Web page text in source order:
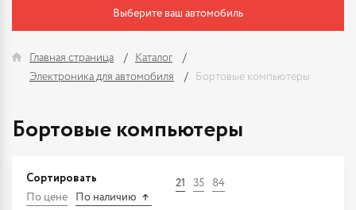
Выберите ваш автомобиль
Главная страница
Каталог
Электроника для автомобиля
Бортовые компьютеры
Бортовые компьютеры
Сортировать
По цене По наличию
21 35 84